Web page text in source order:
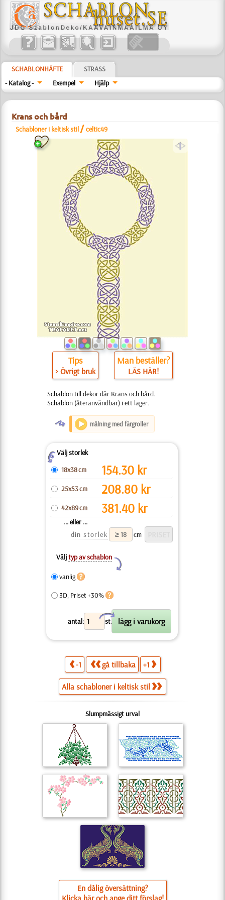
SCHABLONHÄFTE
STRASS
- Katalog -
Exempel Hjälp
Krans och bård
Schabloner i keltisk stil /celtic49
a
Tips
> Övrigt bruk
Man beställer?
LÄS HÄR!
Schablon till dekor där Krans och bård.
Schablon (återanvändbar) i ett lager.
O målning med färgroller
ZVälj storlek
18x38 cm
154.30 kr
25x53 cm 208.80 kr
42x89 cm 381.40 kr
... eller ...
din storlek
cm
Väljtyp av schablon
Y
vanlig
3D, Priset +30%
antal: st.
X
-1 gå tillbaka +1
Alla schabloner i keltisk stil
Slumpmässigt urval
En dålig översättning?
Klicka här och ange ditt förslag!